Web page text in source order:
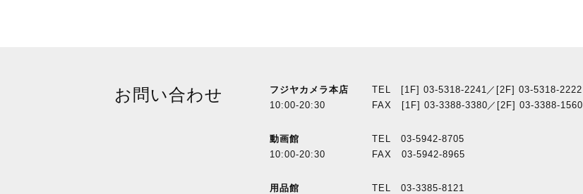
お問い合わせ
フジヤカメラ本店
10:00-20:30
TEL [1F] 03-5318-2241／[2F] 03-5318-2222
FAX [1F] 03-3388-3380／[2F] 03-3388-1560
動画館
10:00-20:30
TEL 03-5942-8705
FAX 03-5942-8965
用品館
TEL 03-3385-8121